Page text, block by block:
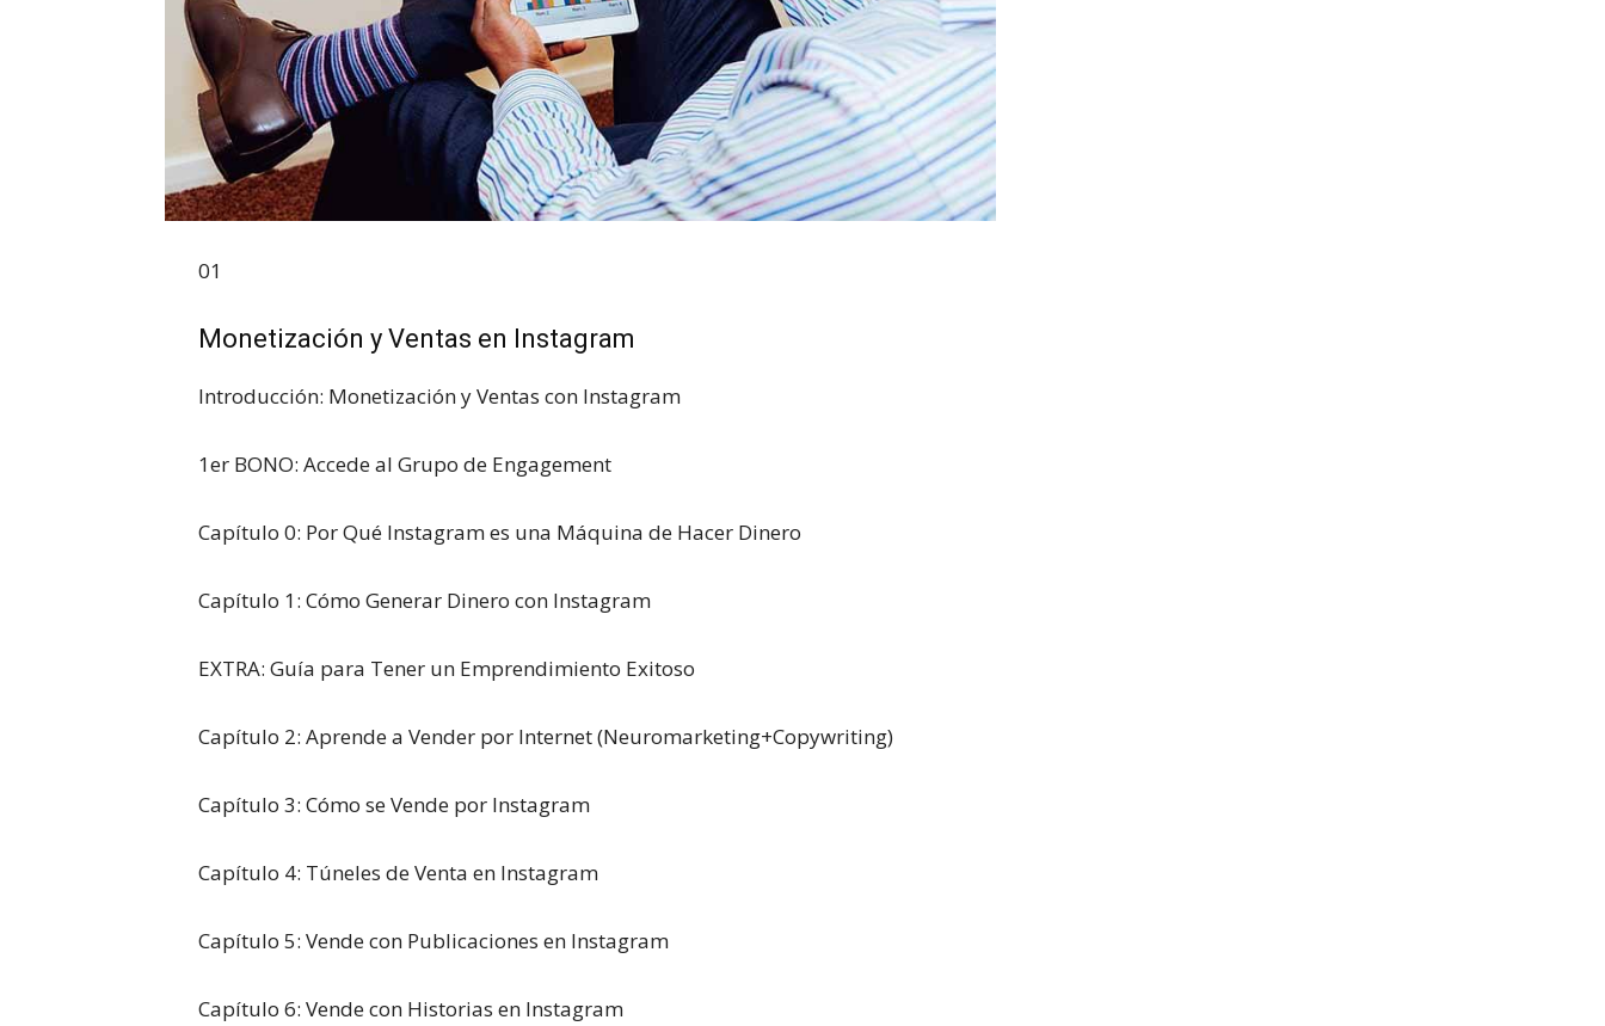
01
Monetización y Ventas en Instagram
Introducción: Monetización y Ventas con Instagram
1er BONO: Accede al Grupo de Engagement
Capítulo 0: Por Qué Instagram es una Máquina de Hacer Dinero
Capítulo 1: Cómo Generar Dinero con Instagram
EXTRA: Guía para Tener un Emprendimiento Exitoso
Capítulo 2: Aprende a Vender por Internet (Neuromarketing+Copywriting)
Capítulo 3: Cómo se Vende por Instagram
Capítulo 4: Túneles de Venta en Instagram
Capítulo 5: Vende con Publicaciones en Instagram
Capítulo 6: Vende con Historias en Instagram